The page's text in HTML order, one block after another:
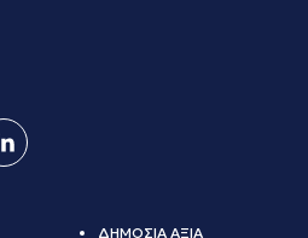
ΔΗΜΟΣΙΑ ΑΞΙΑ